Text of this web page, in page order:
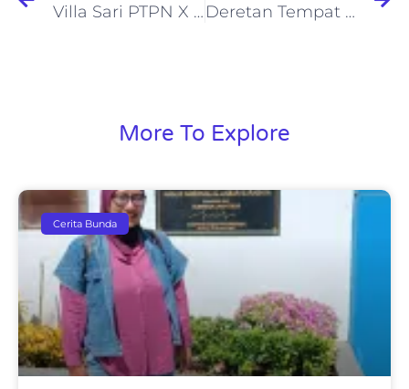
Villa Sari PTPN X : Villa di Tretes dengan Private Pool dan Playground yang Ramah Anak Deretan Tempat Wisata yang Dilewati oleh Bus Trans Jatim Koridor II
More To Explore
Cerita Bunda